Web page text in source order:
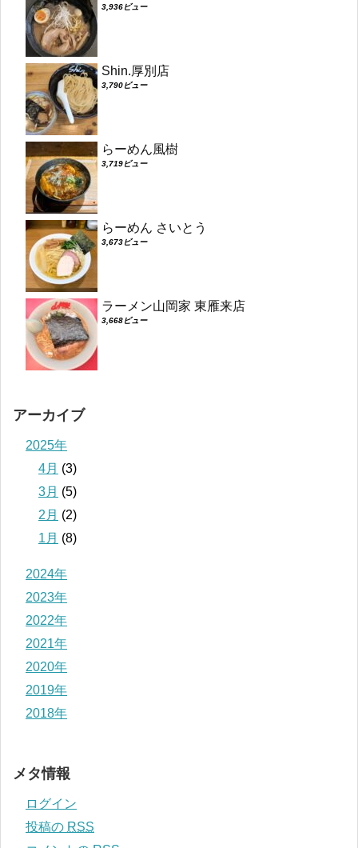
3,936ビュー
Shin.厚別店
3,790ビュー
らーめん風樹
3,719ビュー
らーめん さいとう
3,673ビュー
ラーメン山岡家 東雁来店
3,668ビュー
アーカイブ
2025年
4月 (3)
3月 (5)
2月 (2)
1月 (8)
2024年
2023年
2022年
2021年
2020年
2019年
2018年
メタ情報
ログイン
投稿の RSS